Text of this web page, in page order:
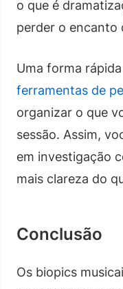
o que é
perder o encanto
Uma forma
ferramentas de
organizar o que
sessão. Assim,
em investigação
mais clareza do
Conclusão
Os biopics